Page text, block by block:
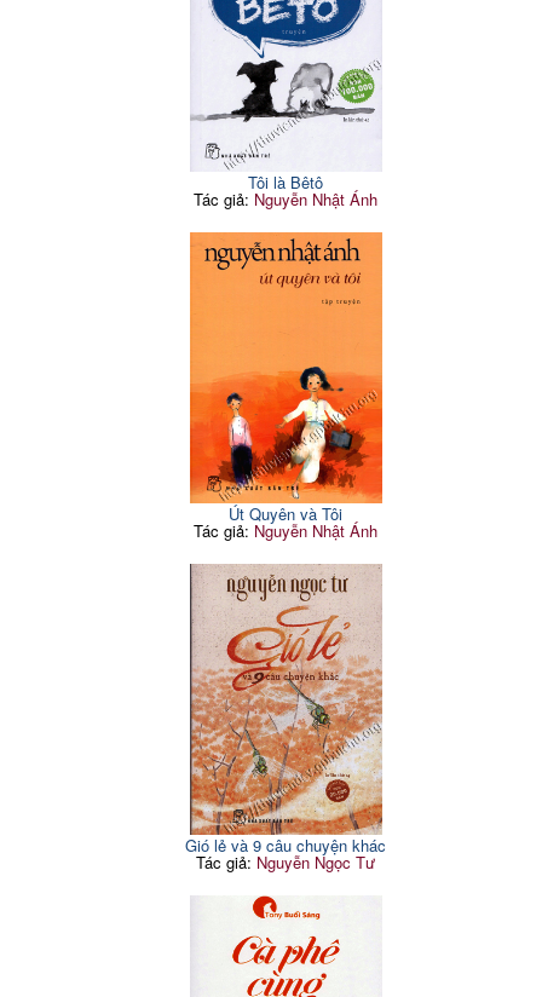
Tôi là Bêtô
Tác giả: Nguyễn Nhật Ánh
Út Quyên và Tôi
Tác giả: Nguyễn Nhật Ánh
Gió lẻ và 9 câu chuyện khác
Tác giả: Nguyễn Ngọc Tư